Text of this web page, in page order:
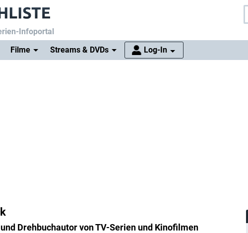
Infoportal
Filme Streams & DVDs Log-In
Drehbuchautor von TV-Serien und Kinofilmen